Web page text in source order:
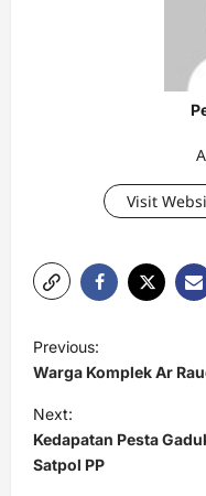
Visit
o
s
t
n
Previous:
Warga Komplek Ar
Next:
Kedapatan Pesta
Satpol PP